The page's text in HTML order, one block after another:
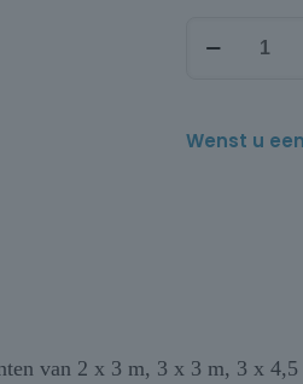
Wenst u
van 2 x 3 m, 3 x 3 m, 3 x